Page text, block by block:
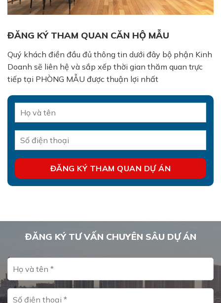
ĐĂNG KÝ THAM QUAN CĂN HỘ MẪU
Quý khách điền đầu đủ thông tin dưới đây bộ phận Kinh
Doanh sẽ liên hệ và sắp xếp thời gian thăm quan trực
tiếp tại PHÒNG MẪU được thuận lợi nhất
ĐĂNG KÝ TƯ VẤN CHUYÊN SÂU DỰ ÁN